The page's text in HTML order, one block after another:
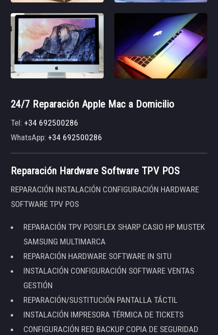
24/7 Reparación Apple Mac a Domicilio
Tel:+34 692500286
WhatsApp:+34 692500286
Reparación Hardware Software TPV POS
REPARACIÓN INSTALACIÓN CONFIGURACIÓN HARDWARE
SOFTWARE TPV POS
REPARACIÓN TPV POSIFLEX SHARP CASIO HP MUSTEK
SAMSUNG MULTIMARCA
REPARACIÓN HARDWARE SOFTWARE IN SITU
INSTALACIÓN CONFIGURACIÓN SOFTWARE VENTAS
GESTIÓN
REPARACIÓN/SUSTITUCIÓN PANTALLA TÁCTIL
INSTALACIÓN IMPRESORA TÉRMICA DE TICKETS
CONFIGURACIÓN RED BACKUP COPIA DE SEGURIDAD